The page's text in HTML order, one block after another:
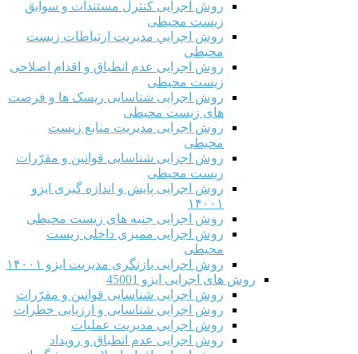
روش اجرایی کنترل مستندات و سوابق
زیست محیطی
روش اجرايي مدیریت ارتباطات زیست
محیطی
روش اجرایی عدم انطباق و اقدام اصلاحی
زیست محیطی
روش اجرایی شناسایی ریسک ها و فرصت
های زیست محیطی
روش اجرایی مدیریت منابع زیست
محیطی
روش اجرایی شناسایی قوانین و مقرّرات
زیست محیطی
روش اجرایی پایش و اندازه گیری ایزو
۱۴۰۰۱
روش اجرایی جنبه های زیست محیطی
روش اجرایی ممیزی داخلی زیست
محیطی
روش اجرایی بازنگری مدیریت ایزو ۱۴۰۰۱
روش های اجرایی ایزو 45001
روش اجرایی شناسایی قوانین و مقرّرات
روش اجرایی شناسایی و ارزیابی خطرات
روش اجرایی مدیریت عملیات
روش اجرایی عدم انطباق و رویداد